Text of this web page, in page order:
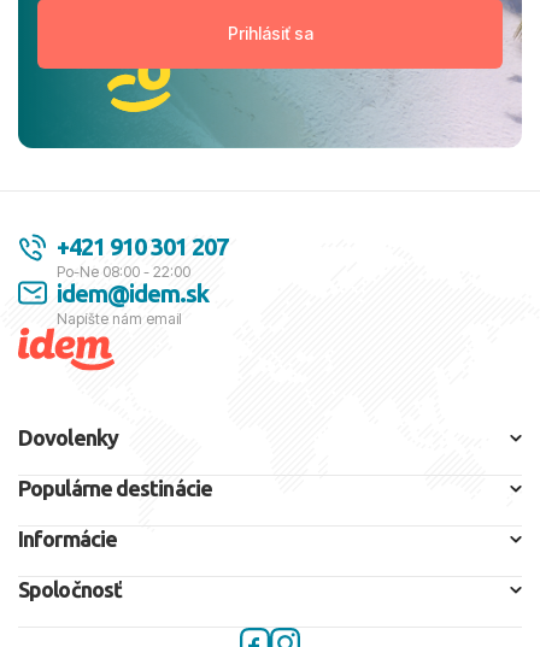
+421 910 301 207
Po-Ne 08:00 - 22:00
idem@idem.sk
Napíšte nám email
Dovolenky
Populárne destinácie
Informácie
Spoločnosť